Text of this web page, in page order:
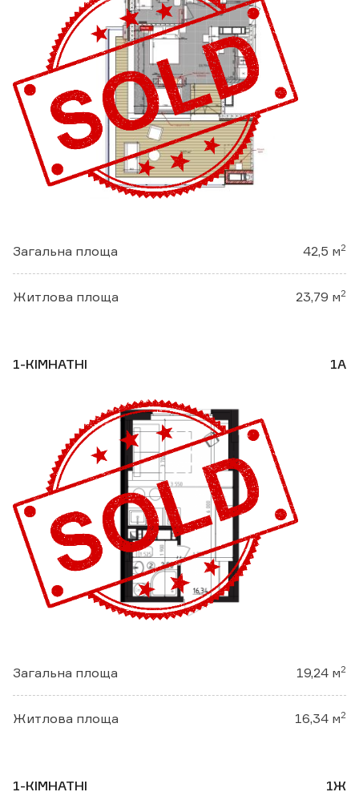
Загальна площа 42,5 м2
Житлова площа 23,79 м2
1-КІМНАТНІ 1А
Загальна площа 19,24 м2
Житлова площа 16,34 м2
1-КІМНАТНІ 1Ж